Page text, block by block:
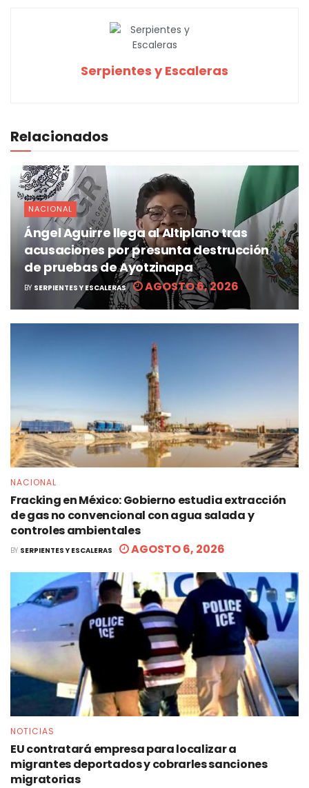
Serpientes y Escaleras
Relacionados
NACIONAL
Ángel Aguirre llega al Altiplano tras
acusaciones por presunta destrucción
de pruebas de Ayotzinapa
BY SERPIENTES Y ESCALERAS AGOSTO 6, 2026
NACIONAL
Fracking en México: Gobierno estudia extracción
de gas no convencional con agua salada y
controles ambientales
BY SERPIENTES Y ESCALERAS AGOSTO 6, 2026
NOTICIAS
EU contratará empresa para localizar a
migrantes deportados y cobrarles sanciones
migratorias